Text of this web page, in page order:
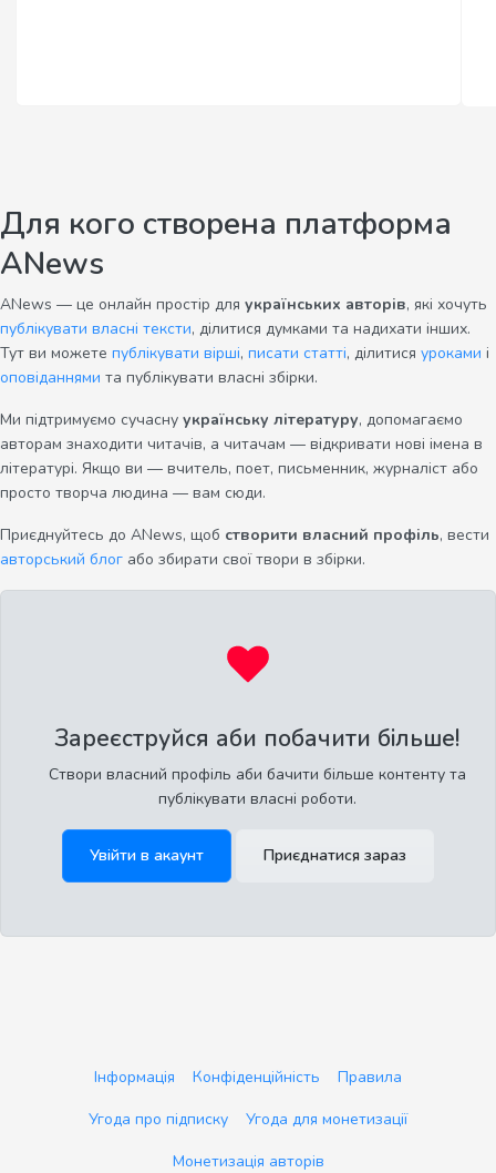
Для кого створена платформа
ANews
ANews — це онлайн простір для українських авторів, які хочуть
публікувати власні тексти, ділитися думками та надихати інших.
Тут ви можете публікувати вірші, писати статті, ділитися уроками і
оповіданнями та публікувати власні збірки.
Ми підтримуємо сучасну українську літературу, допомагаємо
авторам знаходити читачів, а читачам — відкривати нові імена в
літературі. Якщо ви — вчитель, поет, письменник, журналіст або
просто творча людина — вам сюди.
Приєднуйтесь до ANews, щоб створити власний профіль, вести
авторський блог або збирати свої твори в збірки.
Зареєструйся аби побачити більше!
Створи власний профіль аби бачити більше контенту та
публікувати власні роботи.
Увійти в акаунт Приєднатися зараз
Інформація Конфіденційність
Правила
Угода про підписку
Угода для монетизації
Монетизація авторів